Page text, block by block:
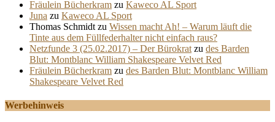
Fräulein Bücherkram zu Kaweco AL Sport
Juna zu Kaweco AL Sport
Thomas Schmidt zu Wissen macht Ah! – Warum läuft die
Tinte aus dem Füllfederhalter nicht einfach raus?
Netzfunde 3 (25.02.2017) – Der Bürokrat zu des Barden
Blut: Montblanc William Shakespeare Velvet Red
Fräulein Bücherkram zu des Barden Blut: Montblanc William
Shakespeare Velvet Red
Werbehinweis